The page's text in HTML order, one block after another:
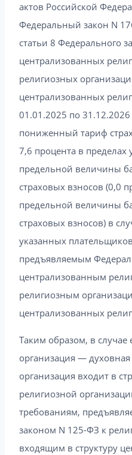
актов Российской
Федеральный закон N
статьи 8 Федерального
централизованных
религиозных
централизованных
01.01.2025 по
пониженный тариф
7,6 процента в
предельной величины
страховых взносов (0,0
предельной величины
страховых взносов) в
указанных
предъявляемым
централизованным
религиозным
централизованных
Таким образом, в случае
организация — духовная
организация входит в
религиозной
требованиям,
законом N 125-ФЗ к
входящим в структуру